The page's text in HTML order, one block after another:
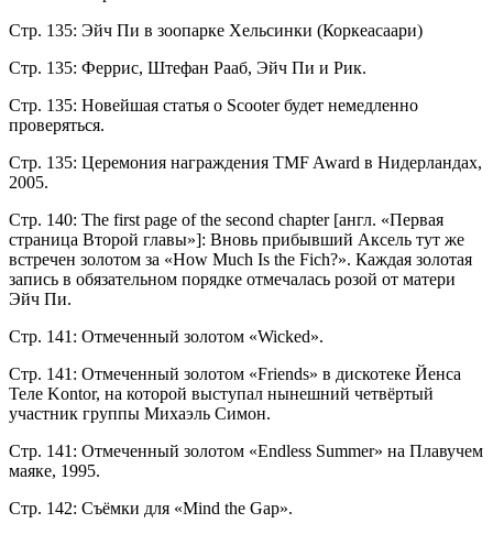
Стр. 135: Эйч Пи в зоопарке Хельсинки (Коркеасаари)
Стр. 135: Феррис, Штефан Рааб, Эйч Пи и Рик.
Стр. 135: Новейшая статья о Scooter будет немедленно
проверяться.
Стр. 135: Церемония награждения TMF Award в Нидерландах,
2005.
Стр. 140: The first page of the second chapter [англ. «Первая
страница Второй главы»]: Вновь прибывший Аксель тут же
встречен золотом за «How Much Is the Fich?». Каждая золотая
запись в обязательном порядке отмечалась розой от матери
Эйч Пи.
Стр. 141: Отмеченный золотом «Wicked».
Стр. 141: Отмеченный золотом «Friends» в дискотеке Йенса
Теле Kontor, на которой выступал нынешний четвёртый
участник группы Михаэль Симон.
Стр. 141: Отмеченный золотом «Endless Summer» на Плавучем
маяке, 1995.
Стр. 142: Съёмки для «Mind the Gap».